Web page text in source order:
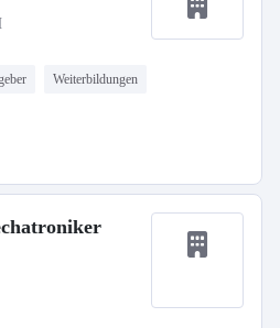
Weiterbildungen